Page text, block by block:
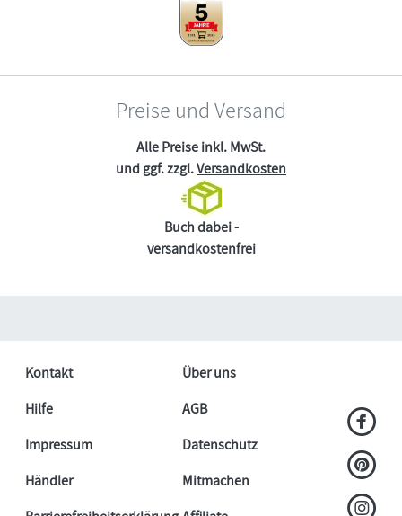
Preise und Versand
Alle Preise inkl. MwSt.
und ggf. zzgl.Versandkosten
Buch dabei -
versandkostenfrei
Kontakt
Über uns
Hilfe
AGB
Impressum
Datenschutz
Händler
Mitmachen